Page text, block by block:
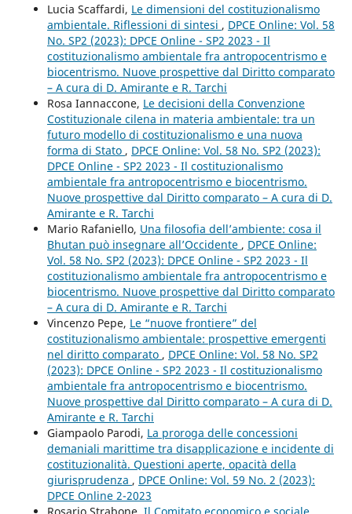
Lucia Scaffardi, Le dimensioni del costituzionalismo
ambientale. Riflessioni di sintesi , DPCE Online: Vol. 58
No. SP2 (2023): DPCE Online - SP2 2023 - Il
costituzionalismo ambientale fra antropocentrismo e
biocentrismo. Nuove prospettive dal Diritto comparato
– A cura di D. Amirante e R. Tarchi
Rosa Iannaccone, Le decisioni della Convenzione
Costituzionale cilena in materia ambientale: tra un
futuro modello di costituzionalismo e una nuova
forma di Stato , DPCE Online: Vol. 58 No. SP2 (2023):
DPCE Online - SP2 2023 - Il costituzionalismo
ambientale fra antropocentrismo e biocentrismo.
Nuove prospettive dal Diritto comparato – A cura di D.
Amirante e R. Tarchi
Mario Rafaniello, Una filosofia dell’ambiente: cosa il
Bhutan può insegnare all’Occidente , DPCE Online:
Vol. 58 No. SP2 (2023): DPCE Online - SP2 2023 - Il
costituzionalismo ambientale fra antropocentrismo e
biocentrismo. Nuove prospettive dal Diritto comparato
– A cura di D. Amirante e R. Tarchi
Vincenzo Pepe, Le “nuove frontiere” del
costituzionalismo ambientale: prospettive emergenti
nel diritto comparato , DPCE Online: Vol. 58 No. SP2
(2023): DPCE Online - SP2 2023 - Il costituzionalismo
ambientale fra antropocentrismo e biocentrismo.
Nuove prospettive dal Diritto comparato – A cura di D.
Amirante e R. Tarchi
Giampaolo Parodi, La proroga delle concessioni
demaniali marittime tra disapplicazione e incidente di
costituzionalità. Questioni aperte, opacità della
giurisprudenza , DPCE Online: Vol. 59 No. 2 (2023):
DPCE Online 2-2023